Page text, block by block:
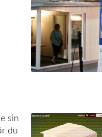
sin
du